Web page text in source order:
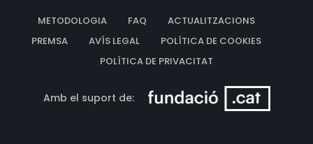
METODOLOGIA FAQ
ACTUALITZACIONS
PREMSA
AVÍS LEGAL
POLÍTICA DE COOKIES
POLÍTICA DE PRIVACITAT
Amb el suport de: